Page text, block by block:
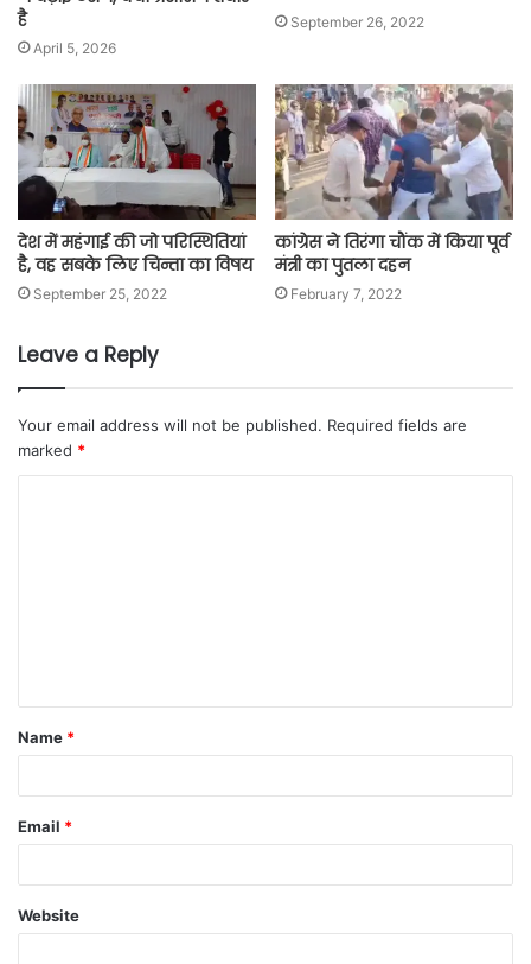
है
April 5, 2026
September 26, 2022
देश में महंगाई की जो परिस्थितियां
है, वह सबके लिए चिन्ता का विषय
September 25, 2022
कांग्रेस ने तिरंगा चौंक में किया पूर्व
मंत्री का पुतला दहन
February 7, 2022
Leave a Reply
Your email address will not be published. Required fields are
marked *
Name *
Email *
Website